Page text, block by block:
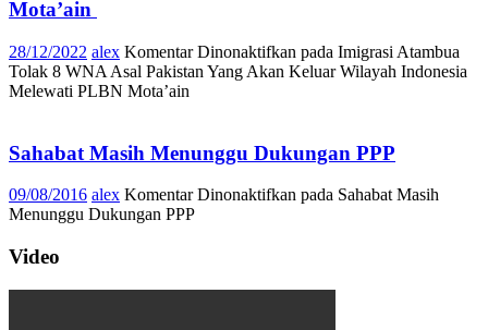
Mota’ain
28/12/2022 alex Komentar Dinonaktifkan pada Imigrasi Atambua
Tolak 8 WNA Asal Pakistan Yang Akan Keluar Wilayah Indonesia
Melewati PLBN Mota’ain
Sahabat Masih Menunggu Dukungan PPP
09/08/2016 alex Komentar Dinonaktifkan pada Sahabat Masih
Menunggu Dukungan PPP
Video